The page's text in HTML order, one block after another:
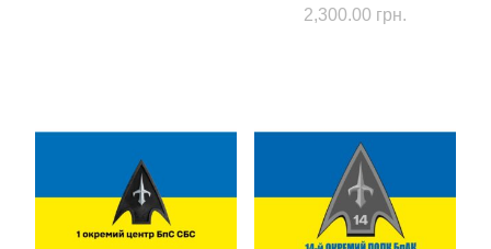
варіантів.
Параметри
можна
вибрати
2,300.00 грн.
кілька
варіантів.
Параметри
можна